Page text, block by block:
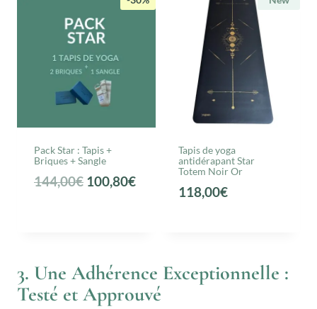
Pack Star : Tapis +
Briques + Sangle
144,00€ L
x
i
100,80€L
x
a
Tapis de yoga
antidérapant Star
Totem Noir Or
118,00€
3. Une Adhérence Exceptionnelle :
Testé et Approuvé